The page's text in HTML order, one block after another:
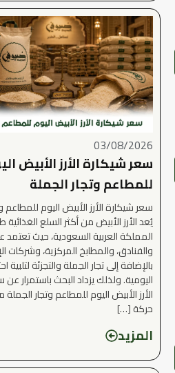
03/08/2026
سعر شيكارة الأرز الأبيض
للمطاعم وتجار الجملة
سعر شيكارة الأرز الأبيض اليوم للمطاعم
يُعد الأرز الأبيض من أكثر السلع الغذائية
المملكة العربية السعودية، حيث تعتمد
والفنادق، والمطابخ المركزية، وشركات
بالإضافة إلى تجار الجملة والتجزئة لتلبية
اليومية. ولذلك يزداد البحث باستمرار
الأرز الأبيض اليوم للمطاعم وتجار
حركة […]
المزيد